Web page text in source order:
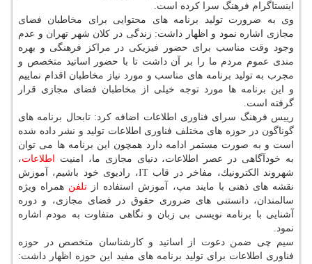
اینستاگرام فرهنگ سرا كرده است.
وی به ضرورت تولید برنامه های محتوایی برای مخاطبان فضای
مجازی اشاره نمود و اظهار داشت: زندگی در كلان شهر تهران و عدم
وجود وقت مناسب برای حضور فیزیكی در مراكز فرهنگی و بهره
مندی عموم مردم ما را بر آن داشت تا با حضور اساتید متخصص و
مجرب به تولید برنامه های مناسب و مورد نیاز مخاطبان اقدام نماییم
و این برنامه ها مورد توجه خیلی از مخاطبان فضای مجازی قرار
گرفته است.
رییس فرهنگ سرای فناوری اطلاعات اضافه كرد: تابحال برنامه های
گوناگون در حوزه های مختلف فناوری اطلاعات تولید و نشر داده شده
است و به صورت مستمر ادامه دارد همچون این برنامه ها می توان
به خودآگاهی در عصر اطلاعات، دنیای مجازی ما، امنیت
اطلاعات،
شهروند الكترونیك، مفاخر در قاب IT، رادیوی خود باشیم، آموزش
نقشه های ذهنی با مایند مپ، آموزش استفاده از تلفن همراه ویژه
سالمندان، دانستنی های ضروری حقوق در فضای مجازی، و دوره
آشنایی با برنامه نویسی بی زبان و نگاهی متفاوت به مودم اشاره
نمود.
سیم چی ضمن دعوت از اساتید و كارشناسان متخصص در حوزه
فناوری اطلاعات برای تولید برنامه های مفید این حوزه اظهار داشت: